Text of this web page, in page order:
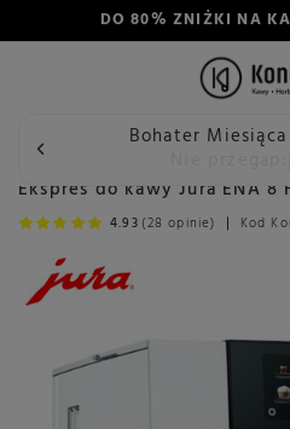
DO 80% ZNIŻKI NA
Bohater Miesiąca
Wstecz Konesso
Ekspres do kawy Jura ENA
4.93 (28 opinie) Kod